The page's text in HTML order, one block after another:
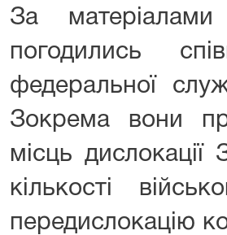
За
погодились
федеральної
Зокрема вони
місць
кількості
передислокацію